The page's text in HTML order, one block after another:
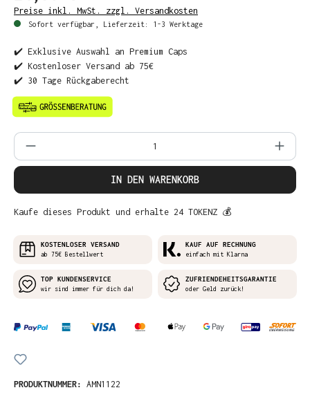
Preise inkl. MwSt. zzgl. Versandkosten
Sofort verfügbar, Lieferzeit: 1-3 Werktage
✔️ Exklusive Auswahl an Premium Caps
✔️ Kostenloser Versand ab 75€
✔️ 30 Tage Rückgaberecht
Produkt Anzahl: Gib den gewünschten
IN DEN WARENKORB
Kaufe dieses Produkt und erhalte 24 TOKENZ 💰
KOSTENLOSER VERSAND
ab 75€ Bestellwert
KAUF AUF RECHNUNG
einfach mit Klarna
TOP KUNDENSERVICE
wir sind immer für dich da!
ZUFRIENDEHEITSGARANTIE
oder Geld zurück!
PRODUKTNUMMER: AMN1122